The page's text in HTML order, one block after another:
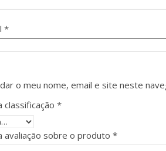
*
o meu nome, email e site neste
classificação *
avaliação sobre o produto *